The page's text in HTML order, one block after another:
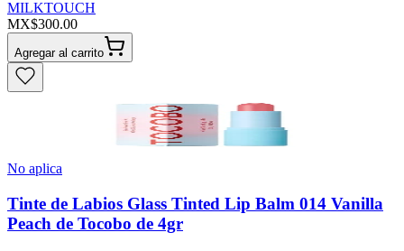
MILKTOUCH
MX$300.00
Agregar al carrito
No aplica
Tinte de Labios Glass Tinted Lip Balm 014 Vanilla
Peach de Tocobo de 4gr